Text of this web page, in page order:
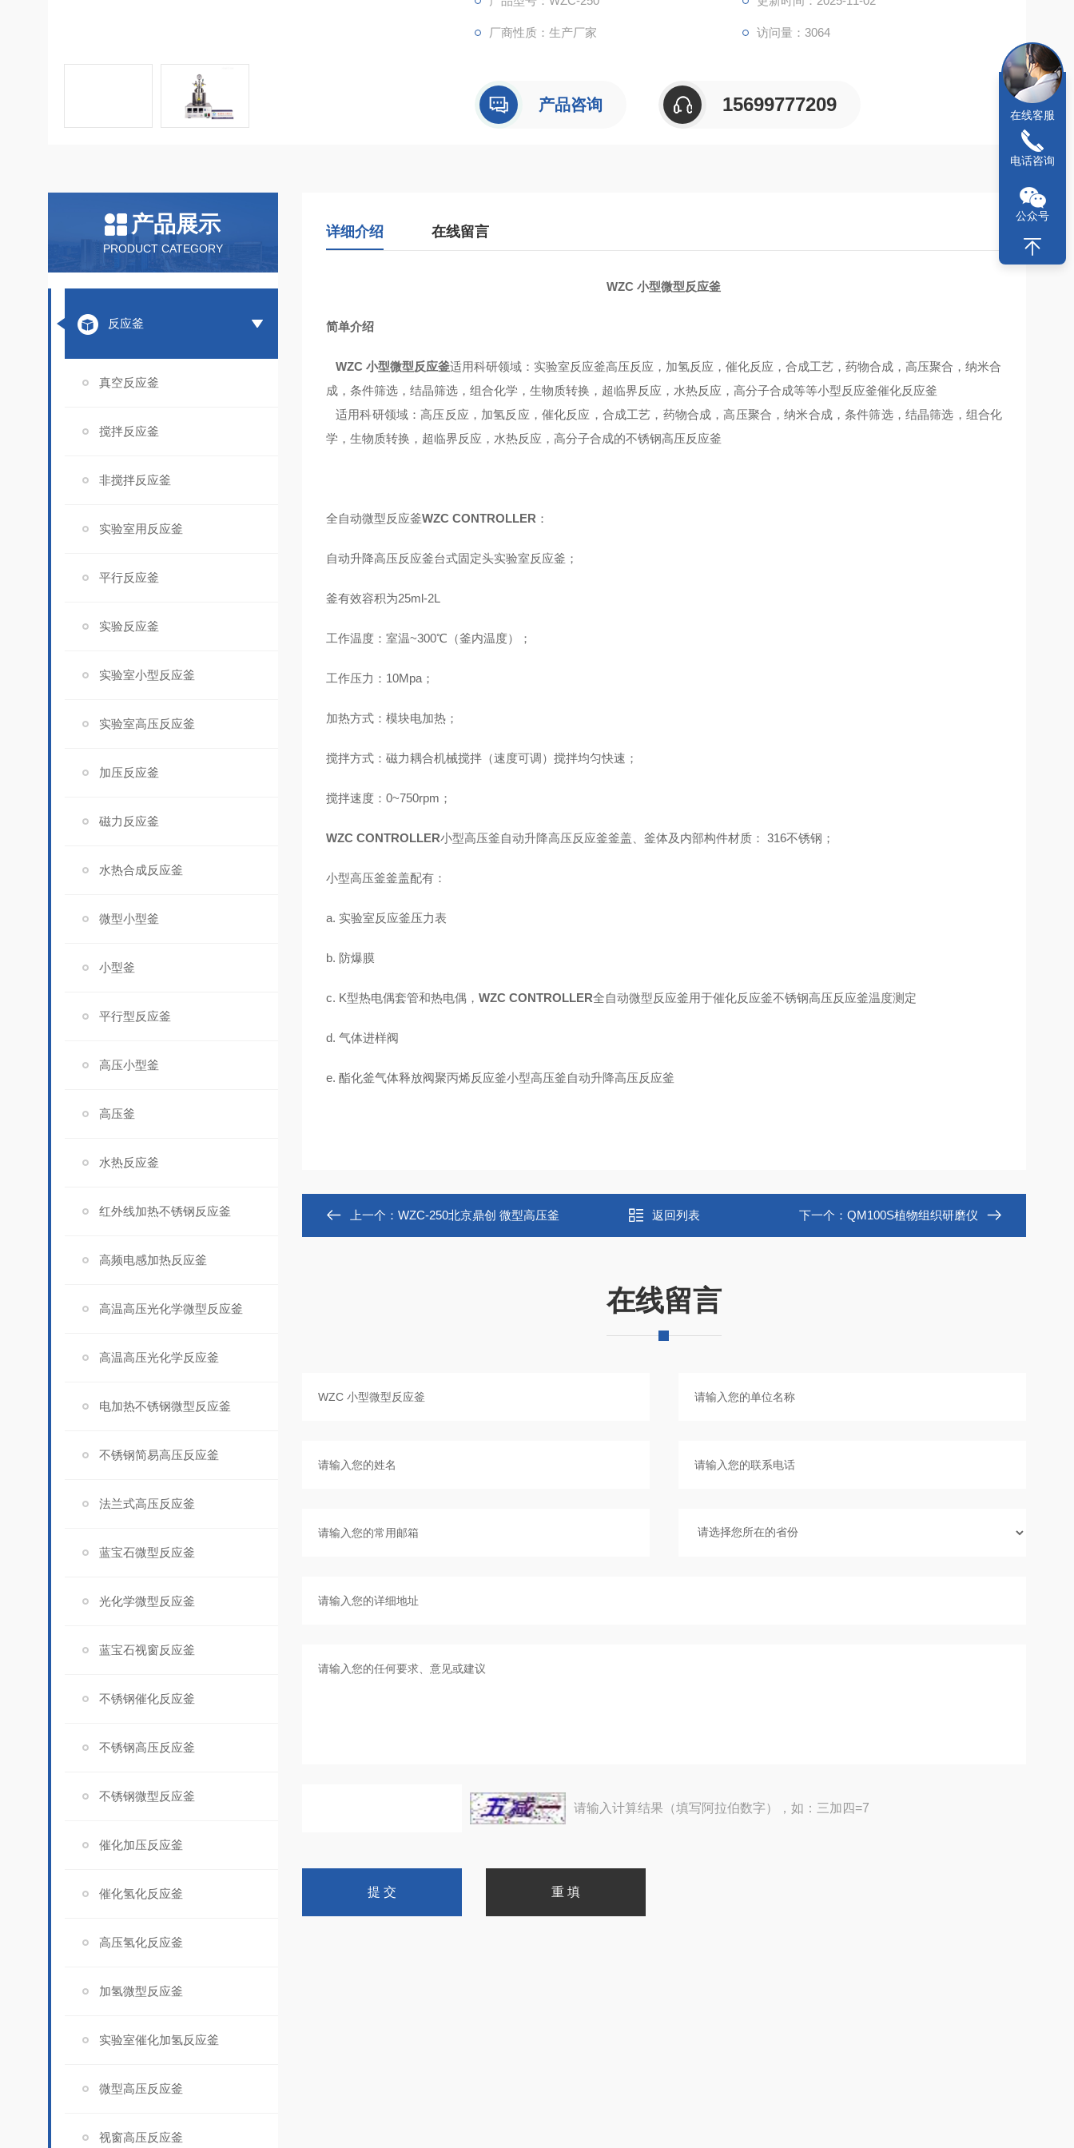
厂商性质：生产厂家 访问量：3064
产品咨询 15699777209
产品展示
PRODUCT CATEGORY
反应釜
真空反应釜
搅拌反应釜
非搅拌反应釜
实验室用反应釜
平行反应釜
实验反应釜
实验室小型反应釜
实验室高压反应釜
加压反应釜
磁力反应釜
水热合成反应釜
微型小型釜
小型釜
平行型反应釜
高压小型釜
高压釜
水热反应釜
红外线加热不锈钢反应釜
高频电感加热反应釜
高温高压光化学微型反应釜
高温高压光化学反应釜
电加热不锈钢微型反应釜
不锈钢简易高压反应釜
法兰式高压反应釜
蓝宝石微型反应釜
光化学微型反应釜
蓝宝石视窗反应釜
不锈钢催化反应釜
不锈钢高压反应釜
不锈钢微型反应釜
催化加压反应釜
催化氢化反应釜
高压氢化反应釜
加氢微型反应釜
实验室催化加氢反应釜
微型高压反应釜
视窗高压反应釜
详细介绍 在线留言
WZC 小型微型反应釜
简单介绍
WZC 小型微型反应釜适用科研领域：实验室反应釜高压反应，加氢反应，催化反应，合成工艺，药物合成，高压聚合，纳米合
成，条件筛选，结晶筛选，组合化学，生物质转换，超临界反应，水热反应，高分子合成等等小型反应釜催化反应釜
适用科研领域：高压反应，加氢反应，催化反应，合成工艺，药物合成，高压聚合，纳米合成，条件筛选，结晶筛选，组合化
学，生物质转换，超临界反应，水热反应，高分子合成的不锈钢高压反应釜
全自动微型反应釜WZC CONTROLLER ：
自动升降高压反应釜台式固定头实验室反应釜；
釜有效容积为25ml-2L
工作温度：室温~300℃（釜内温度）；
工作压力：10Mpa；
加热方式：模块电加热；
搅拌方式：磁力耦合机械搅拌（速度可调）搅拌均匀快速；
搅拌速度：0~750rpm；
WZC CONTROLLER小型高压釜自动升降高压反应釜釜盖、釜体及内部构件材质： 316不锈钢；
小型高压釜釜盖配有：
a. 实验室反应釜压力表
b. 防爆膜
c. K型热电偶套管和热电偶， WZC CONTROLLER全自动微型反应釜用于催化反应釜不锈钢高压反应釜温度测定
d. 气体进样阀
e. 酯化釜气体释放阀聚丙烯反应釜小型高压釜自动升降高压反应釜
上一个： WZC-250北京鼎创 微型高压釜 返回列表 下一个： QM100S植物组织研磨仪
在线留言
请输入计算结果（填写阿拉伯数字），如：三加四=7
在线客服
电话咨询
公众号